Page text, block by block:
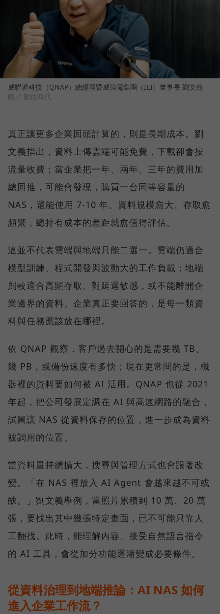
威聯通科技（QNAP）總經理暨威強電集團（IEI）董事長 劉文義
圖／ 數位時代
真正讓更多企業回頭計算的，則是長期成本。劉
文義指出，資料上傳雲端可能免費，下載卻會按
流量收費；當企業把一年、兩年、三年的費用加
總回推，可能會發現，購買一台同等容量的
NAS，還能使用 7-10 年。資料規模愈大、存取愈
頻繁，總持有成本的差距就愈值得評估。
這並不代表雲端與地端只能二選一。雲端仍適合
模型訓練、程式開發與波動大的工作負載；地端
則較適合高頻存取、對延遲敏感，或不能離開企
業邊界的資料。企業真正要回答的，是每一類資
料與任務應該放在哪裡。
依 QNAP 觀察，客戶過去關心的是需要幾 TB、
幾 PB，或備份速度有多快；現在更常問的是，機
器裡的資料要如何被 AI 活用。QNAP 也從 2021
年起，把公司發展定調在 AI 與高速網路的融合，
試圖讓 NAS 從資料保存的位置，進一步成為資料
被調用的位置。
當資料量持續擴大，搜尋與管理方式也會跟著改
變。「在 NAS 裡放入 AI Agent 會越來越不可或
缺。」劉文義舉例，當照片累積到 10 萬、20 萬
張，要找出其中幾張特定畫面，已不可能只靠人
工翻找。此時，能理解內容、接受自然語言指令
的 AI 工具，會從加分功能逐漸變成必要條件。
從資料治理到地端推論：AI NAS 如何
進入企業工作流？